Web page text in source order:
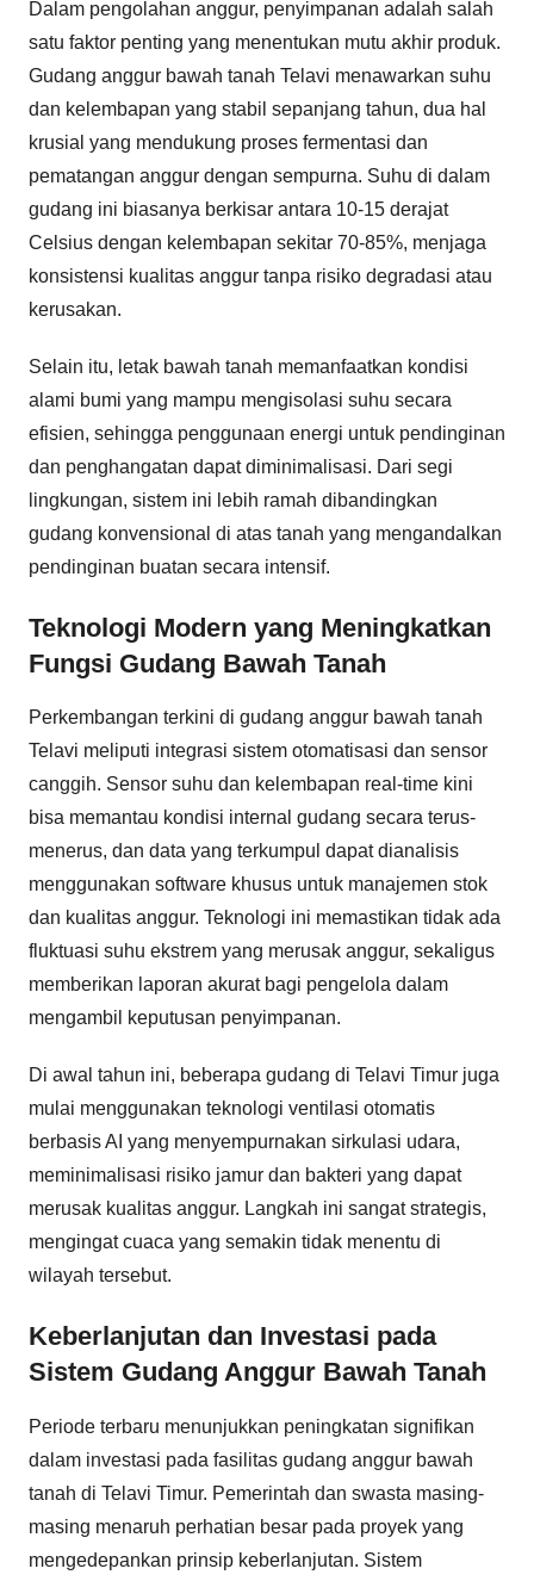
Dalam pengolahan anggur, penyimpanan adalah salah
satu faktor penting yang menentukan mutu akhir produk.
Gudang anggur bawah tanah Telavi menawarkan suhu
dan kelembapan yang stabil sepanjang tahun, dua hal
krusial yang mendukung proses fermentasi dan
pematangan anggur dengan sempurna. Suhu di dalam
gudang ini biasanya berkisar antara 10-15 derajat
Celsius dengan kelembapan sekitar 70-85%, menjaga
konsistensi kualitas anggur tanpa risiko degradasi atau
kerusakan.
Selain itu, letak bawah tanah memanfaatkan kondisi
alami bumi yang mampu mengisolasi suhu secara
efisien, sehingga penggunaan energi untuk pendinginan
dan penghangatan dapat diminimalisasi. Dari segi
lingkungan, sistem ini lebih ramah dibandingkan
gudang konvensional di atas tanah yang mengandalkan
pendinginan buatan secara intensif.
Teknologi Modern yang Meningkatkan
Fungsi Gudang Bawah Tanah
Perkembangan terkini di gudang anggur bawah tanah
Telavi meliputi integrasi sistem otomatisasi dan sensor
canggih. Sensor suhu dan kelembapan real-time kini
bisa memantau kondisi internal gudang secara terus-
menerus, dan data yang terkumpul dapat dianalisis
menggunakan software khusus untuk manajemen stok
dan kualitas anggur. Teknologi ini memastikan tidak ada
fluktuasi suhu ekstrem yang merusak anggur, sekaligus
memberikan laporan akurat bagi pengelola dalam
mengambil keputusan penyimpanan.
Di awal tahun ini, beberapa gudang di Telavi Timur juga
mulai menggunakan teknologi ventilasi otomatis
berbasis AI yang menyempurnakan sirkulasi udara,
meminimalisasi risiko jamur dan bakteri yang dapat
merusak kualitas anggur. Langkah ini sangat strategis,
mengingat cuaca yang semakin tidak menentu di
wilayah tersebut.
Keberlanjutan dan Investasi pada
Sistem Gudang Anggur Bawah Tanah
Periode terbaru menunjukkan peningkatan signifikan
dalam investasi pada fasilitas gudang anggur bawah
tanah di Telavi Timur. Pemerintah dan swasta masing-
masing menaruh perhatian besar pada proyek yang
mengedepankan prinsip keberlanjutan. Sistem